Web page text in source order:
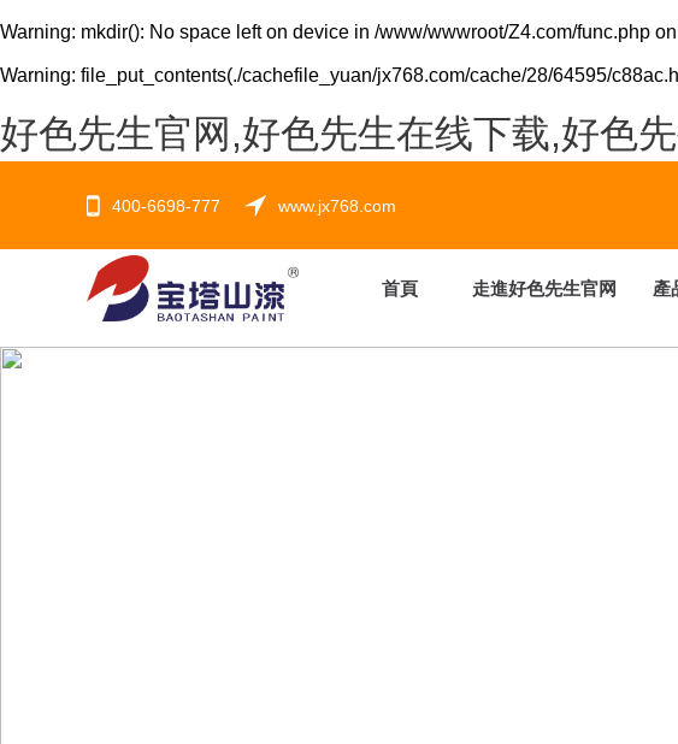
Warning: mkdir(): No space left on device in /www/wwwroot/Z4.com/func.php
Warning: file_put_contents(./cachefile_yuan/jx768.com/cache/28/64595/
好色先生官网,好色先生在线下载,好色
400-6698-777 www.jx768.com
首頁 走進好色先生官网 產